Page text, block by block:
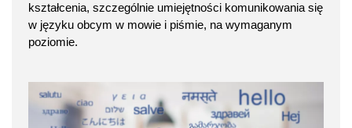
kształcenia, szczególnie umiejętności komunikowania się
w języku obcym w mowie i piśmie, na wymaganym
poziomie.